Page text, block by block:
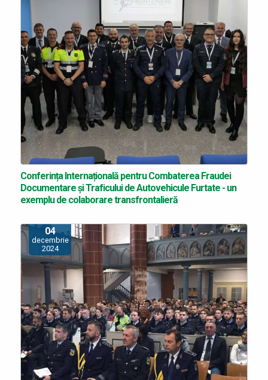
Conferința Internațională pentru Combaterea Fraudei
Documentare și Traficului de Autovehicule Furtate - un
exemplu de colaborare transfrontalieră
04
decembrie
2024